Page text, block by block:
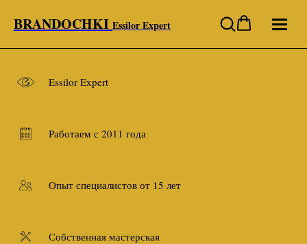
BRANDOCHKI Essilor Expert
Essilor Expert
Работаем с 2011 года
Опыт специалистов от 15 лет
Собственная мастерская